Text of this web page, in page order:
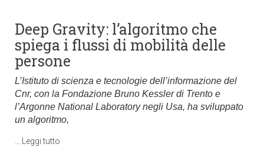
Deep Gravity: l’algoritmo che
spiega i flussi di mobilità delle
persone
L’Istituto di scienza e tecnologie dell’informazione del
Cnr, con la Fondazione Bruno Kessler di Trento e
l’Argonne National Laboratory negli Usa, ha sviluppato
un algoritmo,
Leggi tutto